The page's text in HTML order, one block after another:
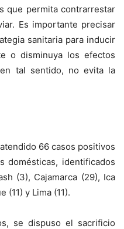
que permita contrarrestar
Es importante precisar
sanitaria para inducir
o disminuya los efectos
tal sentido, no evita la
66 casos positivos
domésticas, identificados
(3), Cajamarca (29), Ica
(11) y Lima (11).
se dispuso el sacrificio